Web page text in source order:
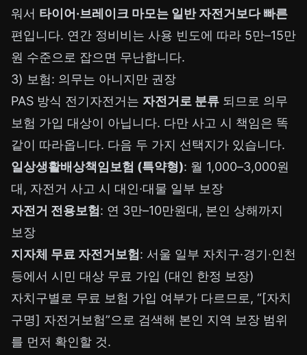
워서 타이어·브레이크 마모는 일반 자전거보다 빠른
편입니다. 연간 정비비는 사용 빈도에 따라 5만–15만
원 수준으로 잡으면 무난합니다.
3) 보험: 의무는 아니지만 권장
PAS 방식 전기자전거는 자전거로 분류 되므로 의무
보험 가입 대상이 아닙니다. 다만 사고 시 책임은 똑
같이 따라옵니다. 다음 두 가지 선택지가 있습니다.
일상생활배상책임보험 (특약형): 월 1,000–3,000원
대, 자전거 사고 시 대인·대물 일부 보장
자전거 전용보험: 연 3만–10만원대, 본인 상해까지
보장
지자체 무료 자전거보험: 서울 일부 자치구·경기·인천
등에서 시민 대상 무료 가입 (대인 한정 보장)
자치구별로 무료 보험 가입 여부가 다르므로, “[자치
구명] 자전거보험”으로 검색해 본인 지역 보장 범위
를 먼저 확인할 것.